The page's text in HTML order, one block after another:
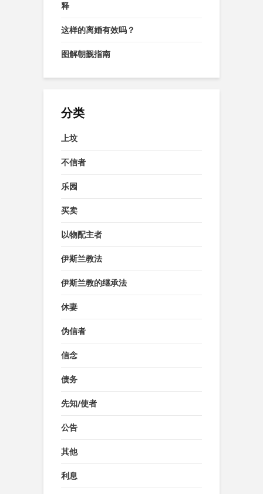
释
这样的离婚有效吗？
图解朝觐指南
分类
上坟
不信者
乐园
买卖
以物配主者
伊斯兰教法
伊斯兰教的继承法
休妻
伪信者
信念
债务
先知/使者
公告
其他
利息